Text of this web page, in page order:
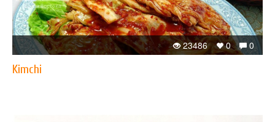
0
0
23486
Kimchi